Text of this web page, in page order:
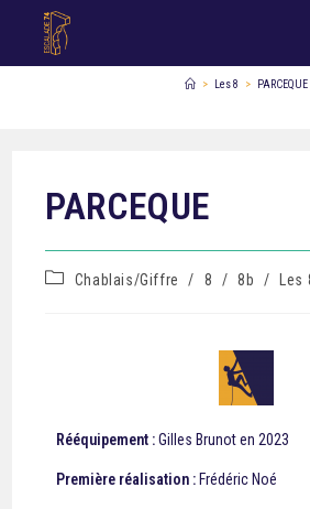
> Les 8 > PARCEQUE
PARCEQUE
Chablais/Giffre / 8 / 8b / Les
Rééquipement :Gilles Brunot en 2023
Première réalisation : Frédéric Noé